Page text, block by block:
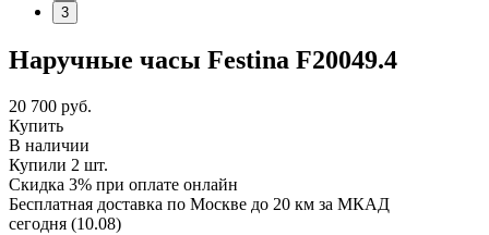
3
Наручные часы Festina F20049.4
20 700 руб.
Купить
В наличии
Купили 2 шт.
Скидка 3% при оплате онлайн
Бесплатная доставка по Москве до 20 км за МКАД
сегодня (10.08)